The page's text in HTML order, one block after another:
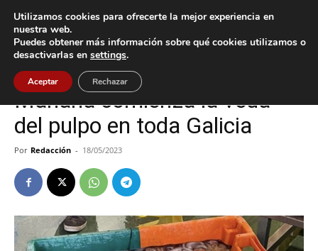
Inicio Oia
Oia
Mañana comienza la veda
del pulpo en toda Galicia
Por Redacción - 18/05/2023
Utilizamos cookies para ofrecerte la mejor experiencia en
nuestra web.
Puedes obtener más información sobre qué cookies utilizamos o
desactivarlas en settings.
Aceptar Rechazar